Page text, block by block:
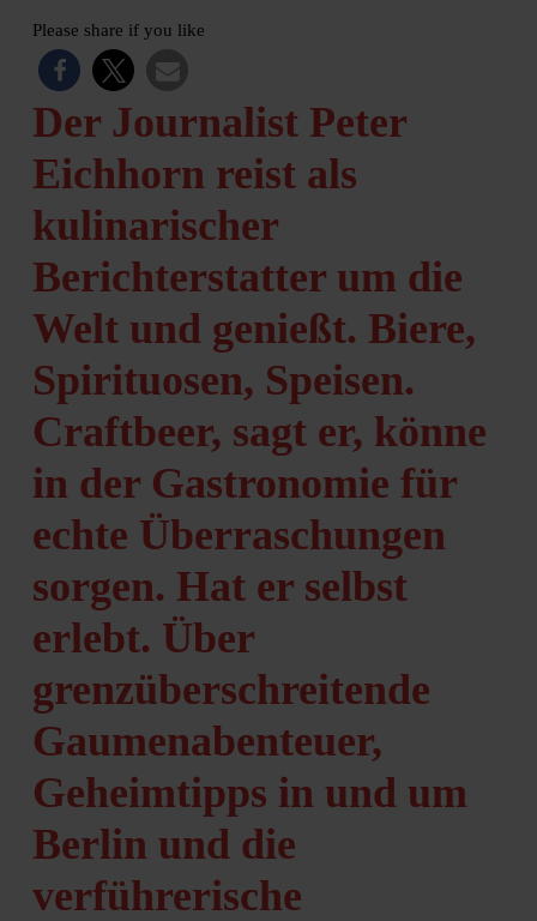
Please share if you like
Der Journalist Peter
Eichhorn reist als
kulinarischer
Berichterstatter um die
Welt und genießt. Biere,
Spirituosen, Speisen.
Craftbeer, sagt er, könne
in der Gastronomie für
echte Überraschungen
sorgen. Hat er selbst
erlebt. Über
grenzüberschreitende
Gaumenabenteuer,
Geheimtipps in und um
Berlin und die
verführerische